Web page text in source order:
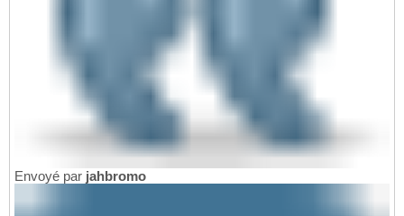
Envoyé par jahbromo